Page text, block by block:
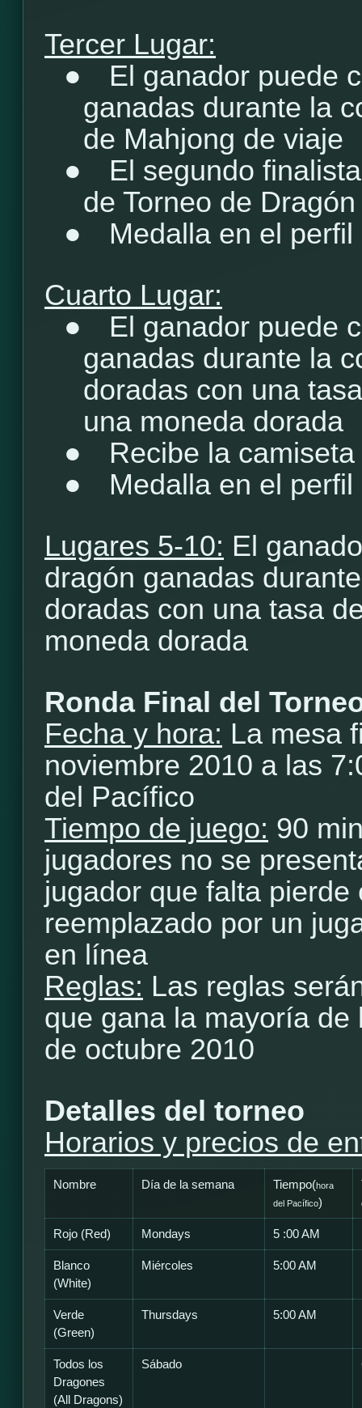
Tercer Lugar:
●
El ganador puede
ganadas durante la
de Mahjong de viaje
●
El segundo
de Torneo de Dragón
●
Medalla en el
Cuarto Lugar:
●
El ganador puede
ganadas durante la
doradas con una
una moneda dorada
●
Recibe la
●
Medalla en el
Lugares 5-10: El
dragón ganadas
doradas con una tasa
moneda dorada
Ronda Final del
Fecha y hora: La mesa
noviembre 2010 a las
del Pacífico
Tiempo de juego: 90
jugadores no se
jugador que falta
reemplazado por un
en línea
Reglas: Las reglas
que gana la mayoría
de octubre 2010
Detalles del torneo
Horarios y precios de
Nombre Día de la semana Tiempo(hora
del Pacífico)
Rojo (Red) Mondays 5 :00 AM
Blanco
(White)
Miércoles 5:00 AM
Verde
(Green)
Thursdays 5:00 AM
Todos los
Dragones
(All Dragons)
Sábado